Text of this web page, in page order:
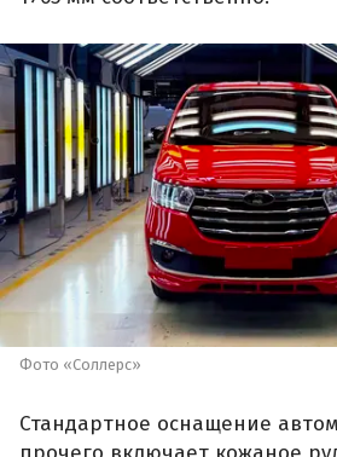
Фото «Соллерс»
Стандартное оснащение